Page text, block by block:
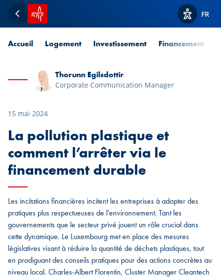
Retour
Accueil SPUERKEESS
Afficher
FR
Accueil Logement Investissement Financement
Thorunn Egilsdottir
Corporate Communication Manager
15 mai 2024
La pollution plastique et
comment l’arrêter via le
financement durable
Les incitations financières incitent les entreprises à adopter des
pratiques plus respectueuses de l'environnement. Tant les
gouvernements que le secteur privé jouent un rôle crucial dans
cette dynamique. Le Luxembourg met en place des mesures
législatives visant à réduire la quantité de déchets plastiques, tout
en prodiguant des conseils pratiques pour des actions concrètes au
niveau local. Charles-Albert Florentin, Cluster Manager Cleantech